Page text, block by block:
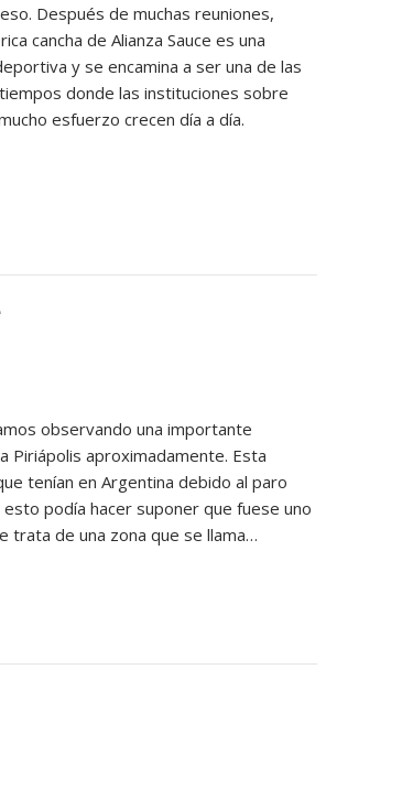
Después de muchas reuniones,
cancha de Alianza Sauce es una
y se encamina a ser una de las
donde las instituciones sobre
esfuerzo crecen día a día.
observando una importante
Piriápolis aproximadamente. Esta
tenían en Argentina debido al paro
podía hacer suponer que fuese uno
de una zona que se llama…